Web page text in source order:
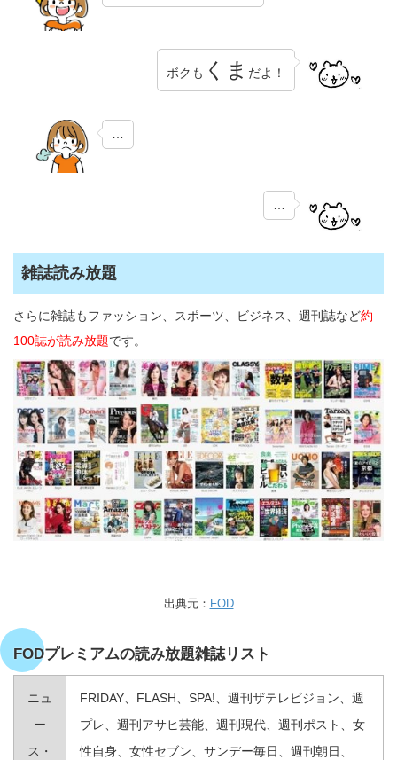
ボクも くま だよ！
雑誌読み放題
さらに雑誌もファッション、スポーツ、ビジネス、週刊誌など約
100誌が読み放題です。
出典元： FOD
FODプレミアムの読み放題雑誌リスト
ニュ
ー
ス・
FRIDAY、FLASH、SPA!、週刊ザテレビジョン、週
プレ、週刊アサヒ芸能、週刊現代、週刊ポスト、女
性自身、女性セブン、サンデー毎日、週刊朝日、